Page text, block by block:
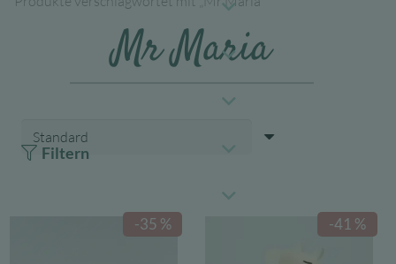
Mr Maria
Filtern
-35 % -41 %